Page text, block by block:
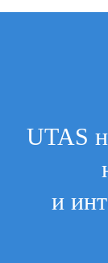
UTAS
и